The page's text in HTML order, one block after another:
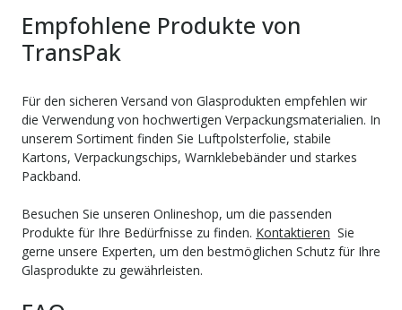
Empfohlene Produkte von
TransPak
Für den sicheren Versand von Glasprodukten empfehlen wir
die Verwendung von hochwertigen Verpackungsmaterialien. In
unserem Sortiment finden Sie Luftpolsterfolie, stabile
Kartons, Verpackungschips, Warnklebebänder und starkes
Packband.
Besuchen Sie unseren Onlineshop, um die passenden
Produkte für Ihre Bedürfnisse zu finden. Kontaktieren Sie
gerne unsere Experten, um den bestmöglichen Schutz für Ihre
Glasprodukte zu gewährleisten.